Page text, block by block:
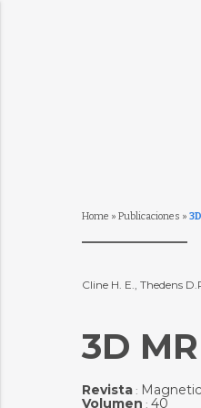
Home » Publicaciones »
Cline H. E., Thedens
3D
Revista:
Volumen : 40